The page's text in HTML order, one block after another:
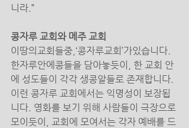
니라.”
콩자루 교회와 메주 교회
이땅의교회들중,‘콩자루교회’가있습니다.
한자루안에콩들을 담아놓듯이, 한 교회 안
에 성도들이 각각 생콩알들로 존재합니다.
이런 콩자루 교회에서는 익명성이 보장됩
니다. 영화를 보기 위해 사람들이 극장으로
모이듯이, 교회에 모여서는 각자 예배를 드